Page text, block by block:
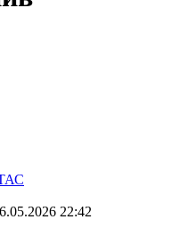
22:42